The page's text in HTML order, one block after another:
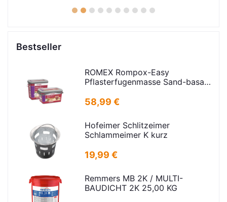
1 2 3 4 5 6 7 8 9 10
Bestseller
ROMEX Rompox-Easy
Pflasterfugenmasse Sand-basalt
58,99 €
Hofeimer Schlitzeimer
Schlammeimer K kurz
19,99 €
Remmers MB 2K / MULTI-
BAUDICHT 2K 25,00 KG